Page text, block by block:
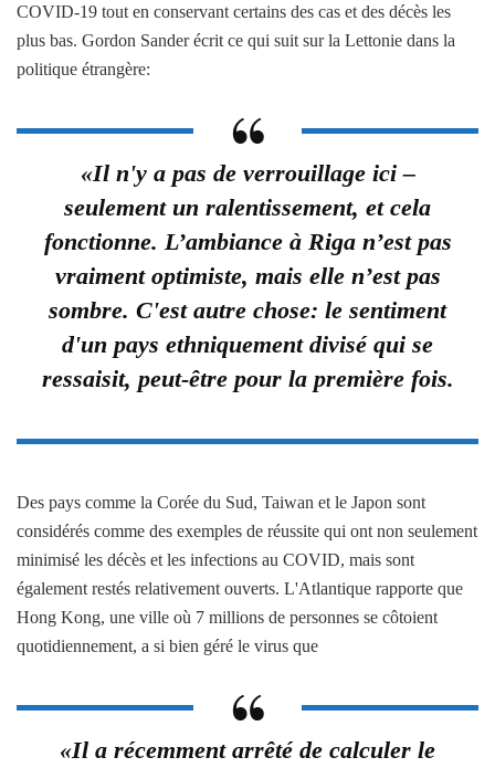
COVID-19 tout en conservant certains des cas et des décès les
plus bas. Gordon Sander écrit ce qui suit sur la Lettonie dans la
politique étrangère:
«Il n'y a pas de verrouillage ici –
seulement un ralentissement, et cela
fonctionne. L’ambiance à Riga n’est pas
vraiment optimiste, mais elle n’est pas
sombre. C'est autre chose: le sentiment
d'un pays ethniquement divisé qui se
ressaisit, peut-être pour la première fois.
Des pays comme la Corée du Sud, Taiwan et le Japon sont
considérés comme des exemples de réussite qui ont non seulement
minimisé les décès et les infections au COVID, mais sont
également restés relativement ouverts. L'Atlantique rapporte que
Hong Kong, une ville où 7 millions de personnes se côtoient
quotidiennement, a si bien géré le virus que
«Il a récemment arrêté de calculer le